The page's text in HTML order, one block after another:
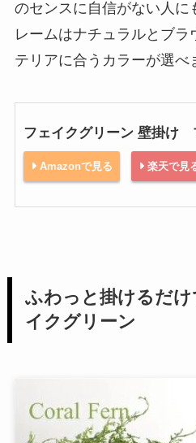
のセンスに自信がない人に
レームはナチュラルとブ
テリアに合うカラーが選べ
フェイクグリーン 壁掛け
Amazonで見る 楽天で見
ふわっと掛けるだ
イクグリーン